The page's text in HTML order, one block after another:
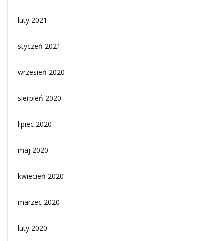
luty 2021
styczeń 2021
wrzesień 2020
sierpień 2020
lipiec 2020
maj 2020
kwiecień 2020
marzec 2020
luty 2020